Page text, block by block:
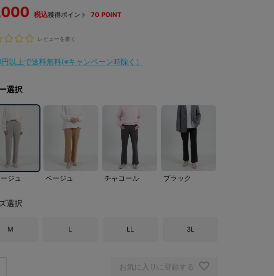
税込獲得ポイント 70 POINT
レビューを書く
以上で送料無料(※キャンペーン時除く）
選択
ジュ ベージュ チャコール ブラック
選択
M L LL 3L
お気に入りに登録する